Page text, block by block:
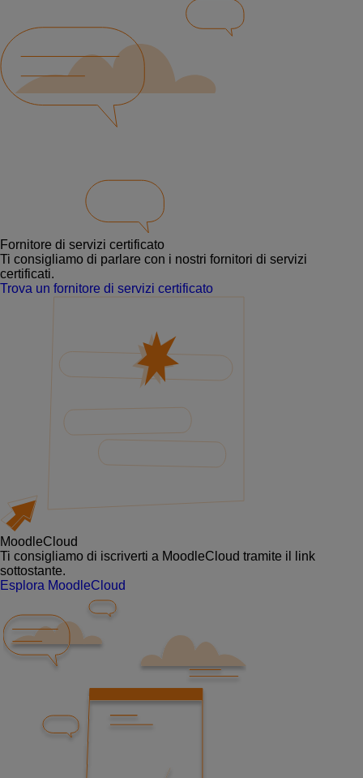
Fornitore di servizi certificato
Ti consigliamo di parlare con i nostri fornitori di servizi
certificati.
Trova un fornitore di servizi certificato
MoodleCloud
Ti consigliamo di iscriverti a MoodleCloud tramite il link
sottostante.
Esplora MoodleCloud